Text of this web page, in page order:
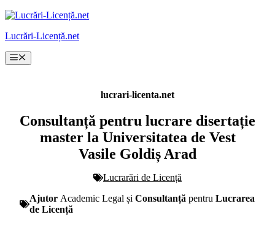
Sari
conținut
Lucrări-Licență.net
Meniu
lucrari-licenta.net
Consultanță pentru lucrare disertație
master la Universitatea de Vest
Vasile Goldiș Arad
Lucrarări de Licență
Ajutor Academic Legal și Consultanță pentru Lucrarea
de Licență